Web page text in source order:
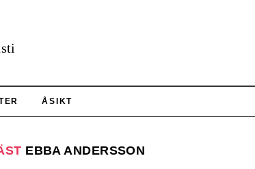
ÅSIKT
EBBA ANDERSSON